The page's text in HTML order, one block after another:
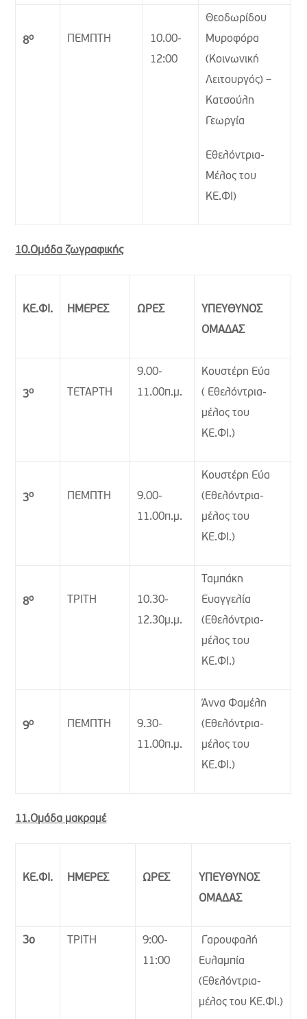
8ο ΠΕΜΠΤΗ
10.00-
12:00
Θεοδωρίδου
Μυροφόρα
(Κοινωνική
Λειτουργός) –
Κατσούλη
Γεωργία
Εθελόντρια-
Μέλος του
ΚΕ.ΦΙ)
10.Ομάδα ζωγραφικής
ΚΕ.ΦΙ. ΗΜΕΡΕΣ ΩΡΕΣ
ΥΠΕΥΘΥΝΟΣ
ΟΜΑΔΑΣ
3ο ΤΕΤΑΡΤΗ
9.00-
11.00π.μ.
Κουστέρη Εύα
( Εθελόντρια-
μέλος του
ΚΕ.ΦΙ.)
3ο ΠΕΜΠΤΗ
9.00-
11.00π.μ.
Κουστέρη Εύα
(Εθελόντρια-
μέλος του
ΚΕ.ΦΙ.)
8ο ΤΡΙΤΗ
10.30-
12.30μ.μ.
Ταμπάκη
Ευαγγελία
(Εθελόντρια-
μέλος του
ΚΕ.ΦΙ.)
9ο ΠΕΜΠΤΗ
9.30-
11.00π.μ.
Άννα Φαμέλη
(Εθελόντρια-
μέλος του
ΚΕ.ΦΙ.)
11.Ομάδα μακραμέ
ΚΕ.ΦΙ. ΗΜΕΡΕΣ ΩΡΕΣ
ΥΠΕΥΘΥΝΟΣ
ΟΜΑΔΑΣ
3ο ΤΡΙΤΗ
9:00-
11:00
Γαρουφαλή
Ευλαμπία
(Εθελόντρια-
μέλος του ΚΕ.ΦΙ.)